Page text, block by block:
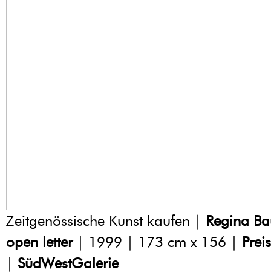
Zeitgenössische Kunst kaufen | Regina
open letter| 1999 | 173 cm x 156 |
| SüdWestGalerie